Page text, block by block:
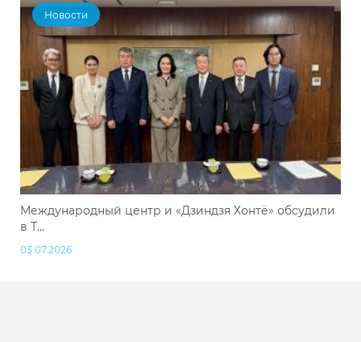
Новости
Международный центр и «Дзиндзя Хонтё» обсудили
в Т...
03.07.2026